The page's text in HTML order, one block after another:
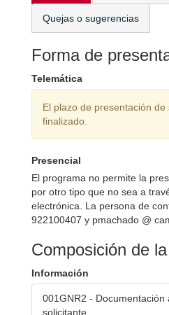
Quejas o sugerencias
Forma de
Telemática
El plazo de presentación de
finalizado.
Presencial
El programa no permite la
por otro tipo que no sea a
electrónica. La persona de
922100407 y pmachado @
Composición de
Información
001GNR2 - Documentación
solicitante